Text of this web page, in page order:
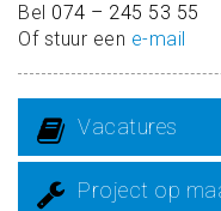
Bel 074 – 245 53 55
Of stuur een e-mail
Vacatures
Project op